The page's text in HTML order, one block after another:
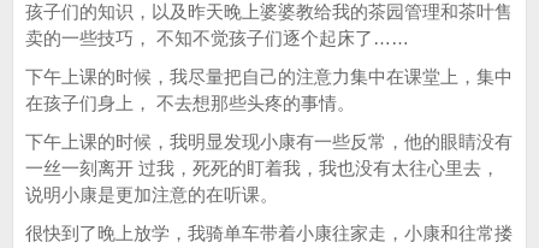
孩子们的知识，以及昨天晚上婆婆教给我的茶园管理和茶叶售
卖的一些技巧， 不知不觉孩子们逐个起床了……
下午上课的时候，我尽量把自己的注意力集中在课堂上，集中
在孩子们身上， 不去想那些头疼的事情。
下午上课的时候，我明显发现小康有一些反常，他的眼睛没有
一丝一刻离开 过我，死死的盯着我，我也没有太往心里去，
说明小康是更加注意的在听课。
很快到了晚上放学，我骑单车带着小康往家走，小康和往常搂